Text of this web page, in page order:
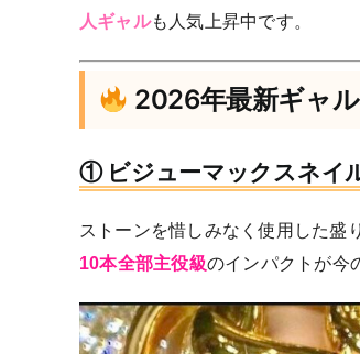
人ギャルも人気上昇中です。
2026年最新ギャ
① ビジューマックスネイ
ストーンを惜しみなく使用した盛
10本全部主役級のインパクトが今